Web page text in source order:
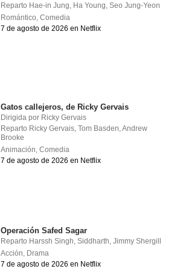
Reparto Hae-in Jung, Ha Young,Seo Jung-Yeon
Romántico,Comedia
7 de agosto de 2026 en Netflix
Gatos callejeros, de Ricky Gervais
Dirigida por Ricky Gervais
Reparto Ricky Gervais,Tom Basden,Andrew
Brooke
Animación,Comedia
7 de agosto de 2026 en Netflix
Operación Safed Sagar
Reparto Harssh Singh ,Siddharth ,Jimmy Shergill
Acción Drama
7 de agosto de 2026 en Netflix